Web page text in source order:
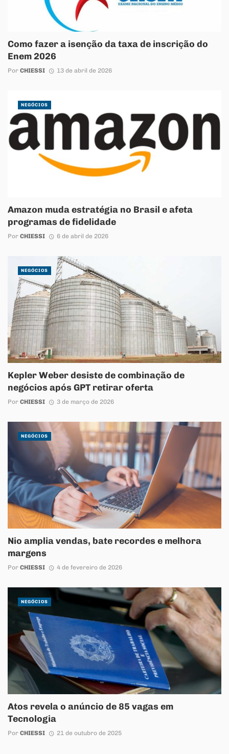
Como fazer a isenção da taxa de inscrição do
Enem 2026
Por CHIESSI 13 de abril de 2026
Amazon muda estratégia no Brasil e afeta
programas de fidelidade
Por CHIESSI 6 de abril de 2026
NEGÓCIOS
Kepler Weber desiste de combinação de
negócios após GPT retirar oferta
Por CHIESSI 3 de março de 2026
NEGÓCIOS
Nio amplia vendas, bate recordes e melhora
margens
Por CHIESSI 4 de fevereiro de 2026
NEGÓCIOS
Atos revela o anúncio de 85 vagas em
Tecnologia
Por CHIESSI 21 de outubro de 2025
NEGÓCIOS